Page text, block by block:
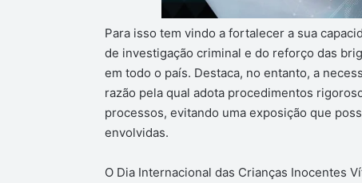
Para isso tem vindo a fortalecer a sua
de investigação criminal e do reforço das
em todo o país. Destaca, no entanto, a
razão pela qual adota procedimentos
processos, evitando uma exposição que
envolvidas.
O Dia Internacional das Crianças Inocentes